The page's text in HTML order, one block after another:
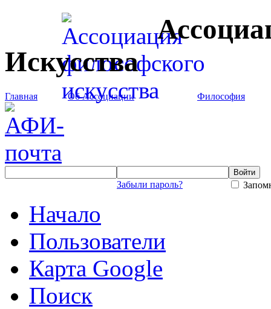
Искусства
Главная Об Ассоциации Философия
Забыли пароль?
Начало
Пользователи
Карта Google
Поиск